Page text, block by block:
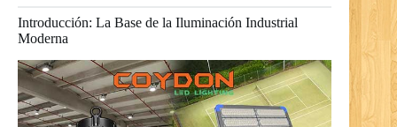
Introducción: La Base de la Iluminación Industrial
Moderna